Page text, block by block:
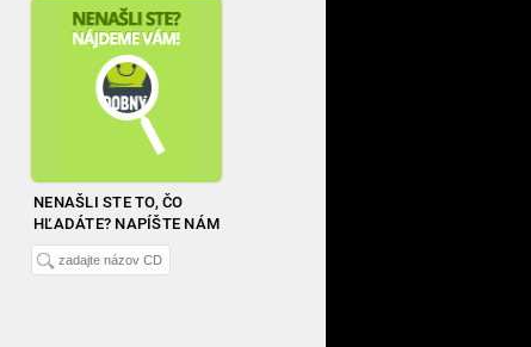
NENAŠLI STE TO, ČO
HĽADÁTE? NAPÍŠTE NÁM